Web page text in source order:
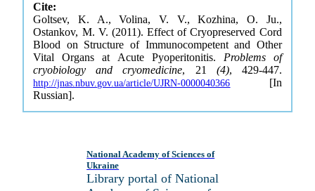
Cite:
Goltsev, K. A., Volina, V. V., Kozhina, O. Ju.,
Ostankov, M. V. (2011). Effect of Cryopreserved Cord
Blood on Structure of Immunocompetent and Other
Vital Organs at Acute Pyoperitonitis. Problems of
cryobiology and cryomedicine, 21 (4), 429-447.
http://jnas.nbuv.gov.ua/article/UJRN-0000040366 [In
Russian].
National Academy of Sciences of
Ukraine
Library portal of National